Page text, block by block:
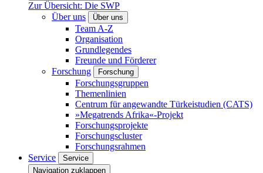
Zur Übersicht: Die SWP
Über uns
Über uns
Team A-Z
Organisation
Grundlegendes
Freunde und Förderer
Forschung
Forschung
Forschungsgruppen
Themenlinien
Centrum für angewandte Türkeistudien (CATS)
»Megatrends Afrika«-Projekt
Forschungsprojekte
Forschungscluster
Forschungsrahmen
Service
Service
Navigation zuklappen